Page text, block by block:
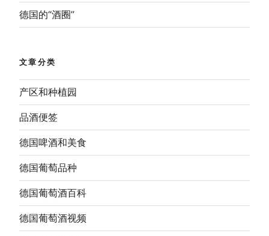
德国的“酒圈”
文章分类
产区和种植园
品酒便签
德国啤酒和美食
德国葡萄品种
德国葡萄酒百科
德国葡萄酒视频